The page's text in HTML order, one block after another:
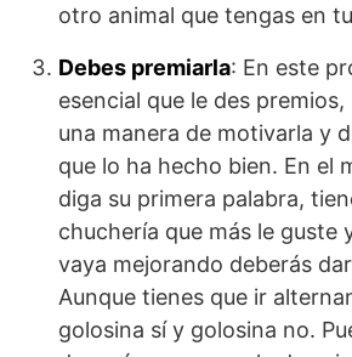
otro animal que tengas en
Debes premiarla: En este
esencial que le des
una manera de motivarla y
que lo ha hecho bien. En el
diga su primera palabra,
chuchería que más le guste
vaya mejorando deberás
Aunque tienes que ir
golosina sí y golosina no.